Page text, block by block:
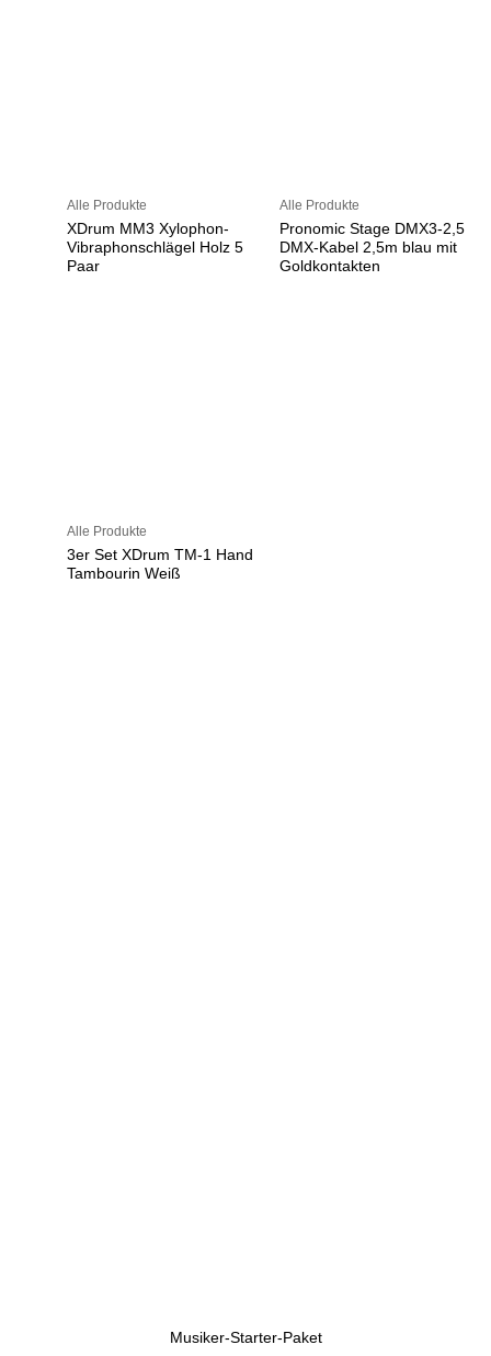
Alle Produkte
XDrum MM3 Xylophon-
Vibraphonschlägel Holz 5
Paar
Alle Produkte
Pronomic Stage DMX3-2,5
DMX-Kabel 2,5m blau mit
Goldkontakten
Alle Produkte
3er Set XDrum TM-1 Hand
Tambourin Weiß
Musiker-Starter-Paket